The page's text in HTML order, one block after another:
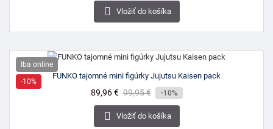
 Vložiť do košíka
Iba online
-10%
FUNKO tajomné mini figúrky Jujutsu Kaisen pack
Cena
89,96 € Bežná
cena
99,95 € -10%
 Vložiť do košíka